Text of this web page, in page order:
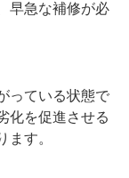
早急な補修が必
っている状態で
化を促進させる
ます。